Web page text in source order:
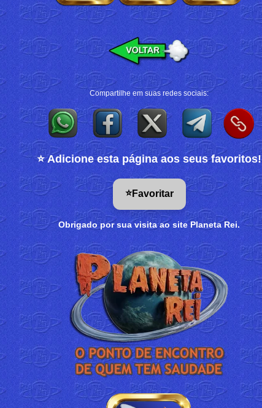
Compartilhe em suas redes sociais:
⭐ Adicione esta página aos seus favoritos!
⭐Favoritar
Obrigado por sua visita ao site Planeta Rei.